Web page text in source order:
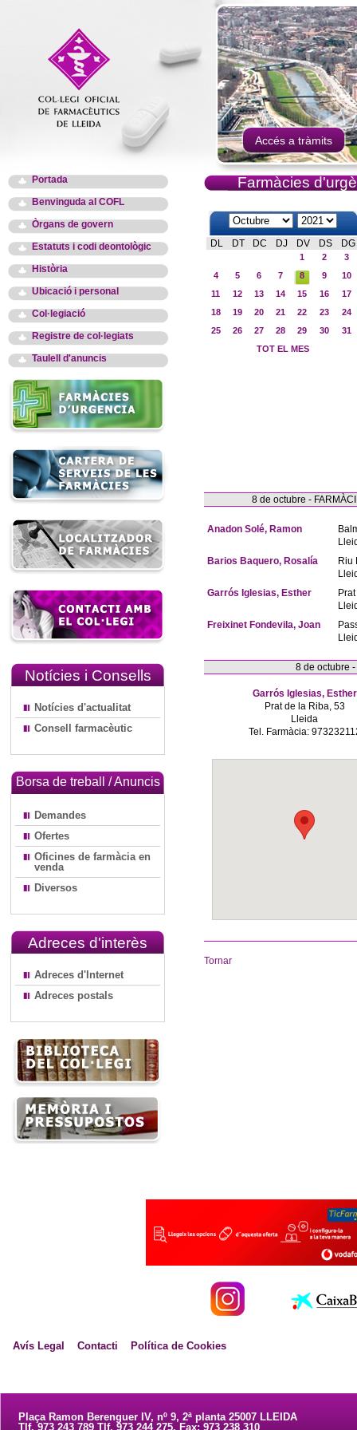
Accés a tràmits
Portada
Benvinguda al COFL
Òrgans de govern
Estatuts i codi deontològic
Història
Ubicació i personal
Col·legiació
Registre de col·legiats
Taulell d'anuncis
Notícies i Consells
Notícies d'actualitat
Consell farmacèutic
Borsa de treball / Anuncis
Demandes
Ofertes
Oficines de farmàcia en
venda
Diversos
Adreces d'interès
Adreces d'Internet
Adreces postals
Farmàcies
DL DT DC DJ DV DS DG
1 2
3
4
5 6 7 8 9
10
11
12 13 14 15 16
17
18
19 20 21 22 23
24
25
26 27 28 29 30
31
TOT EL MES
8 de octubre -
Anadon Solé, Ramon
Barios Baquero, Rosalía
Riu
Garrós Iglesias, Esther
Freixinet Fondevila, Joan
8 de octubre
Garrós Iglesias, Esther
Prat de la Riba, 53
Lleida
Tel. Farmàcia:
Tornar
Avís Legal Contacti Política de Cookies
Plaça Ramon Berenguer IV, nº 9, 2ª planta 25007 LLEIDA
Tlf. 973 243 789 Tlf. 973 244 275. Fax: 973 238 310